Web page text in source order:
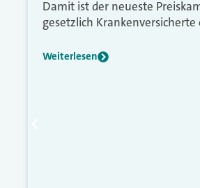
Damit ist der neueste
gesetzlich
Weiterlesen